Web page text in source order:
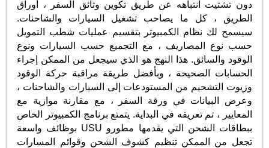
دون تشتيت انتباهه عن طريق تكوين وثائق السفر ، أوراق
الطريق ، كل ما يصاحب تشغيل السيارات والشاحنات.
سيسمح لك نظام الكمبيوتر بتقسيم عمليات شطب التمويل
حسب نوع المصاريف ، مع التجميع حسب السيارات ونوع
الوقود والسائق. هذا النهج هو الذي سيجعل من الممكن إجراء
الحسابات الصحيحة ، وبأفضل طريقة مراقبة حركة الوقود
وزيوت التشحيم من المستودعات إلى السيارات والشاحنات ،
وعرض البيانات في ورقة السفر ، مع مقارنة موازية مع
المعايير ، تم تعريفه في البداية. يتمتع برنامج الكمبيوتر الخاص
ببطاقات الشحن التي يقدمها مطورو USU بوظائف واسعة
تجعل من الممكن تنظيم كشوف الشحن وقوائم المسارات